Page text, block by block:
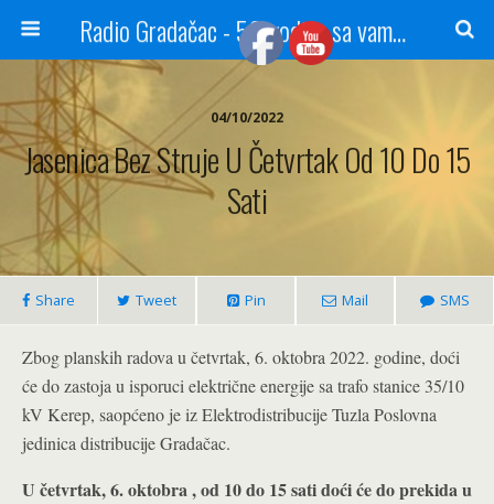
Radio Gradačac - 56 godina sa vama...
04/10/2022
Jasenica Bez Struje U Četvrtak Od 10 Do 15
Sati
Share Tweet Pin Mail SMS
Zbog planskih radova u četvrtak, 6. oktobra 2022. godine, doći
će do zastoja u isporuci električne energije sa trafo stanice 35/10
kV Kerep, saopćeno je iz Elektrodistribucije Tuzla Poslovna
jedinica distribucije Gradačac.
U četvrtak, 6. oktobra , od 10 do 15 sati doći će do prekida u